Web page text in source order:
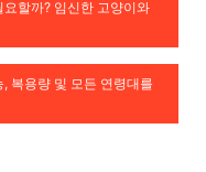
할까? 임신한 고양이와
복용량 및 모든 연령대를